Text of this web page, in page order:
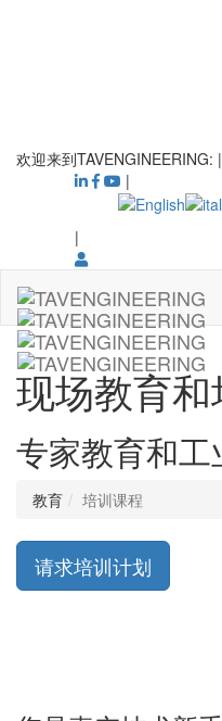
欢迎来到TAVENGINEERING: |
|
|
现场教育和
专家教育和
教育 培训课程
请求培训计划